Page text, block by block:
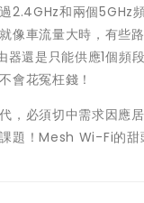
2.4GHz和兩個5GHz
像車流量大時，有些
器還是只能供應1個頻
會花冤枉錢！
，必須切中需求因應
題！Mesh Wi-Fi的甜